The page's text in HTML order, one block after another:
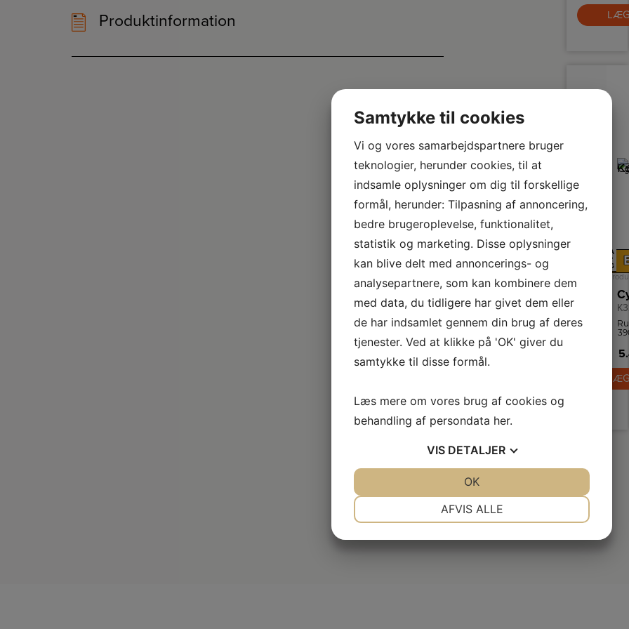
Produktinformation
A
↑
G
Samtykke til cookies
Vi og vores samarbejdspartnere bruger
teknologier, herunder cookies, til at
indsamle oplysninger om dig til forskellige
formål, herunder: Tilpasning af annoncering,
bedre brugeroplevelse, funktionalitet,
statistik og marketing. Disse oplysninger
kan blive delt med annoncerings- og
analysepartnere, som kan kombinere dem
med data, du tidligere har givet dem eller
de har indsamlet gennem din brug af deres
tjenester. Ved at klikke på 'OK' giver du
samtykke til disse formål.
Læs mere om vores brug af cookies og
behandling af persondata her.
VIS DETALJER
AFVIS ALLE
OK